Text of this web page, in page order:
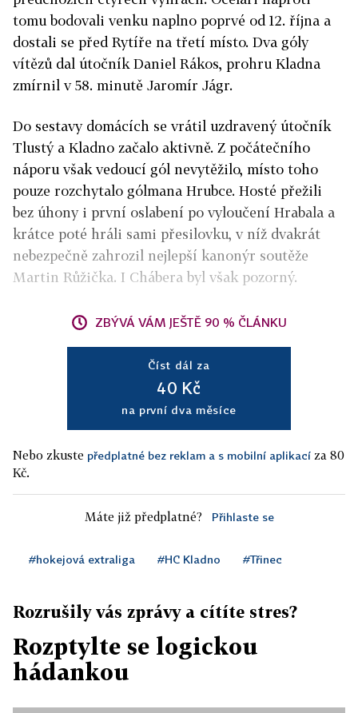
tomu bodovali venku naplno poprvé od 12. října a
dostali se před Rytíře na třetí místo. Dva góly
vítězů dal útočník Daniel Rákos, prohru Kladna
zmírnil v 58. minutě Jaromír Jágr.
Do sestavy domácích se vrátil uzdravený útočník
Tlustý a Kladno začalo aktivně. Z počátečního
náporu však vedoucí gól nevytěžilo, místo toho
pouze rozchytalo gólmana Hrubce. Hosté přežili
bez úhony i první oslabení po vyloučení Hrabala a
krátce poté hráli sami přesilovku, v níž dvakrát
nebezpečně zahrozil nejlepší kanonýr soutěže
Martin Růžička. I Chábera byl však pozorný.
ZBÝVÁ VÁM JEŠTĚ 90 % ČLÁNKU
Číst dál za
40 Kč
na první dva měsíce
Nebo zkuste předplatné bez reklam a s mobilní aplikací za 80
Kč.
Máte již předplatné? Přihlaste se
#hokejová extraliga #HC Kladno #Třinec
Rozrušily vás zprávy a cítíte stres?
Rozptylte se logickou
hádankou